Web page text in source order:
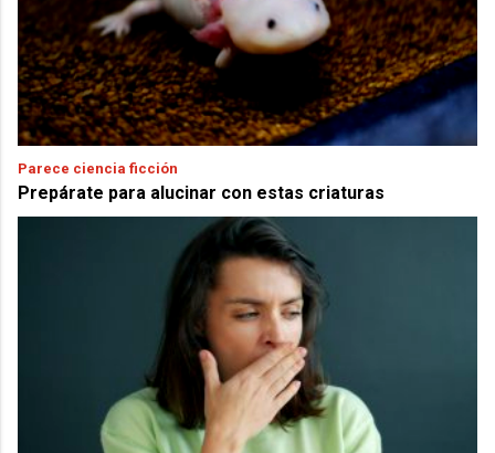
Parece ciencia ficción
Prepárate para alucinar con estas criaturas